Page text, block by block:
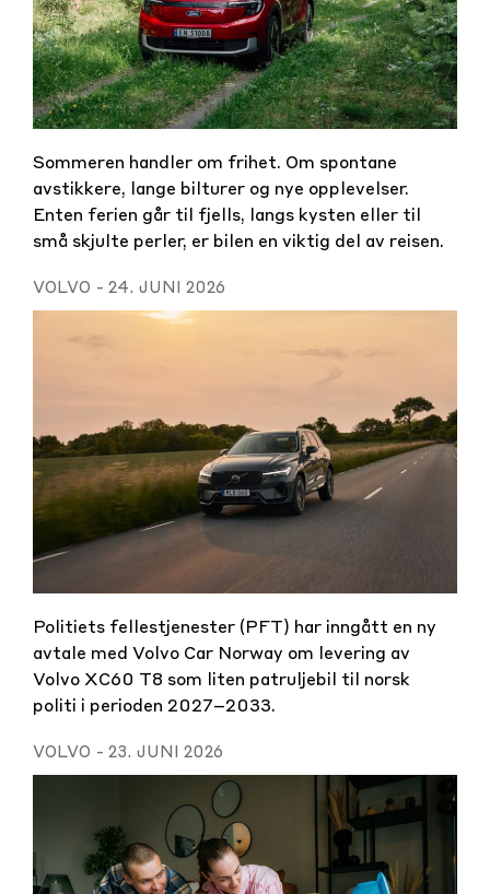
Sommeren handler om frihet. Om spontane
avstikkere, lange bilturer og nye opplevelser.
Enten ferien går til fjells, langs kysten eller til
små skjulte perler, er bilen en viktig del av reisen.
VOLVO - 24. JUNI 2026
Politiets fellestjenester (PFT) har inngått en ny
avtale med Volvo Car Norway om levering av
Volvo XC60 T8 som liten patruljebil til norsk
politi i perioden 2027–2033.
VOLVO - 23. JUNI 2026